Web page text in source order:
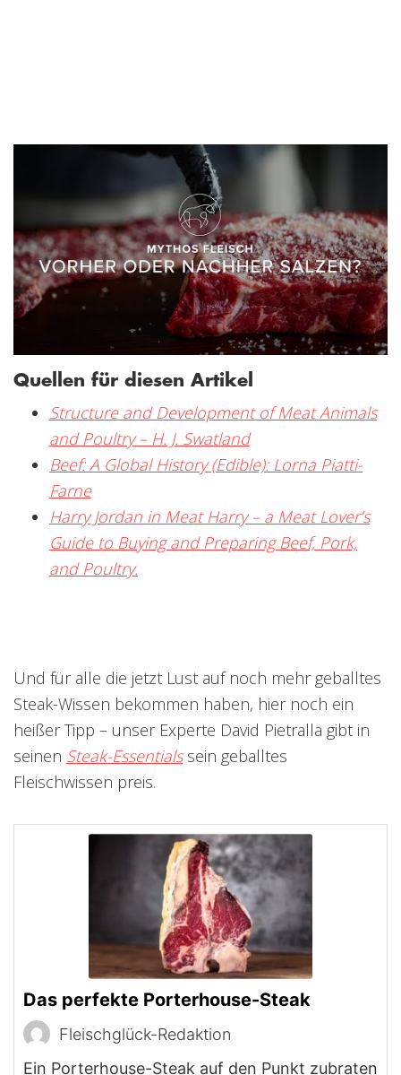
Quellen für diesen Artikel
Structure and Development of Meat Animals
and Poultry – H. J. Swatland
Beef: A Global History (Edible): Lorna Piatti-
Farne
Harry Jordan in Meat Harry – a Meat Lover’s
Guide to Buying and Preparing Beef, Pork,
and Poultry.
Und für alle die jetzt Lust auf noch mehr geballtes
Steak-Wissen bekommen haben, hier noch ein
heißer Tipp – unser Experte David Pietralla gibt in
seinen Steak-Essentialssein geballtes
Fleischwissen preis.
Das perfekte Porterhouse-Steak
Fleischglück-Redaktion
Ein Porterhouse-Steak auf den Punkt zubraten